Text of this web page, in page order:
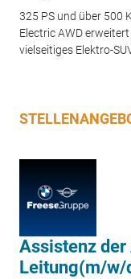
325 PS und über 500
Electric AWD
vielseitiges Elektro-
Assistenz
Leitung(m/w/